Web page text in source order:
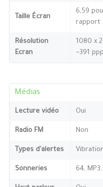
Taille Écran
6,59
rapport
Résolution
Ecran
1080 x
~391
Médias
Lecture vidéo Oui
Radio FM Non
Types d'alertes
Sonneries 64, MP3,